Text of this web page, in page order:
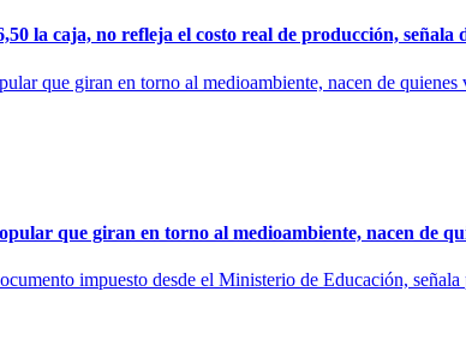
la caja, no refleja el costo real de producción, señala
que giran en torno al medioambiente, nacen de